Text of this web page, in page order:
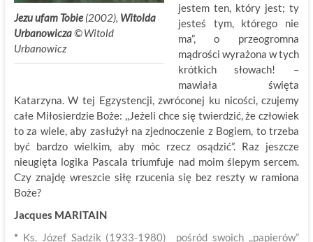
Jezu ufam Tobie(2002), Witolda
Urbanowicza©.Witold
Urbanowicz
jestem ten, który jest; ty
jesteś tym, którego nie
ma”, o przeogromna
mądrości wyrażona w tych
krótkich słowach! –
mawiała święta
Katarzyna. W tej Egzystencji, zwróconej ku nicości, czujemy
całe Miłosierdzie Boże: ,,Jeżeli chce się twierdzić, że człowiek
to za wiele, aby zasłużył na zjednoczenie z Bogiem, to trzeba
być bardzo wielkim, aby móc rzecz osądzić”. Raz jeszcze
nieugięta logika Pascala triumfuje nad moim ślepym sercem.
Czy znajdę wreszcie siłę rzucenia się bez reszty w ramiona
Boże?
Jacques MARITAIN
* Ks. Józef Sadzik (1933-1980) pośród swoich ,,papierów”